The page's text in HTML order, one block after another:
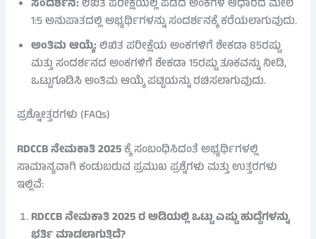
ಸಂದರ್ಶನ:ಲಿಖಿತ ಪರೀಕ್ಷೆಯಲ್ಲಿ ಪಡೆದ ಅಂಕಗಳ ಆಧಾರದ ಮೇಲೆ
1:5 ಅನುಪಾತದಲ್ಲಿ ಅಭ್ಯರ್ಥಿಗಳನ್ನು ಸಂದರ್ಶನಕ್ಕೆ ಕರೆಯಲಾಗುವುದು.
ಅಂತಿಮ ಆಯ್ಕೆ:ಲಿಖಿತ ಪರೀಕ್ಷೆಯ ಅಂಕಗಳಿಗೆ ಶೇಕಡಾ 85ರಷ್ಟು
ಮತ್ತು ಸಂದರ್ಶನದ ಅಂಕಗಳಿಗೆ ಶೇಕಡಾ 15ರಷ್ಟು ತೂಕವನ್ನು ನೀಡಿ,
ಒಟ್ಟುಗೂಡಿಸಿ ಅಂತಿಮ ಆಯ್ಕೆ ಪಟ್ಟಿಯನ್ನು ರಚಿಸಲಾಗುವುದು.
ಪ್ರಶ್ನೋತ್ತರಗಳು (FAQs)
RDCCB ನೇಮಕಾತಿ 2025ಕ್ಕೆ ಸಂಬಂಧಿಸಿದಂತೆ ಅಭ್ಯರ್ಥಿಗಳಲ್ಲಿ
ಸಾಮಾನ್ಯವಾಗಿ ಕಂಡುಬರುವ ಪ್ರಮುಖ ಪ್ರಶ್ನೆಗಳು ಮತ್ತು ಉತ್ತರಗಳು
ಇಲ್ಲಿವೆ:
RDCCB ನೇಮಕಾತಿ 2025 ರ ಅಡಿಯಲ್ಲಿ ಒಟ್ಟು ಎಷ್ಟು ಹುದ್ದೆಗಳನ್ನು
ಭರ್ತಿ ಮಾಡಲಾಗುತ್ತಿದೆ?